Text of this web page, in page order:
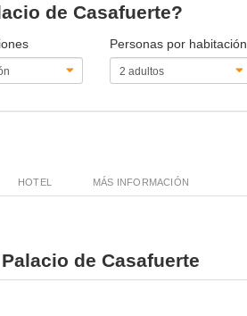
de Casafuerte?
Personas por habitación
HOTEL MÁS INFORMACIÓN
de Casafuerte